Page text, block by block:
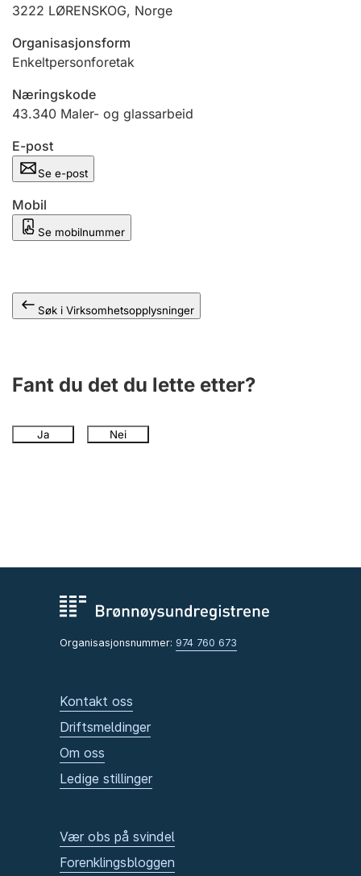
Ektepaktveileder
Offentlig sektor
Andre tema
3222 LØRENSKOG, Norge
Organisasjonsform
Enkeltpersonforetak
Næringskode
43.340 Maler- og glassarbeid
E-post
Se e-post
Mobil
Se mobilnummer
Søk i Virksomhetsopplysninger
Fant du det du lette etter?
Ja Nei
Organisasjonsnummer: 974 760 673
Kontakt oss
Driftsmeldinger
Om oss
Ledige stillinger
Vær obs på svindel
Forenklingsbloggen